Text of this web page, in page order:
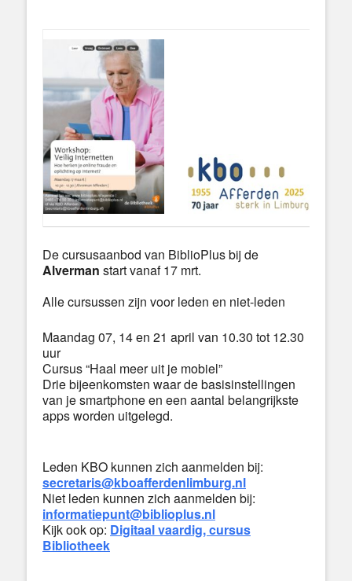
De cursusaanbod van BiblioPlus bij de
Alverman start vanaf 17 mrt.
Alle cursussen zijn voor leden en niet-leden
Maandag 07, 14 en 21 april van 10.30 tot 12.30
uur
Cursus “Haal meer uit je mobiel”
Drie bijeenkomsten waar de basisinstellingen
van je smartphone en een aantal belangrijkste
apps worden uitgelegd.
Leden KBO kunnen zich aanmelden bij:
secretaris@kboafferdenlimburg.nl
Niet leden kunnen zich aanmelden bij:
informatiepunt@biblioplus.nl
Kijk ook op: Digitaal vaardig, cursus
Bibliotheek